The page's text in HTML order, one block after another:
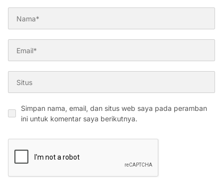
Simpan nama, email, dan situs web saya pada peramban
ini untuk komentar saya berikutnya.